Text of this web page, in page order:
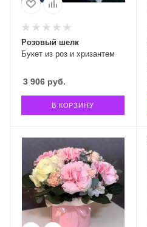
Букет из роз и хризантем
Розовый шелк
3 906 руб.
В КОРЗИНУ